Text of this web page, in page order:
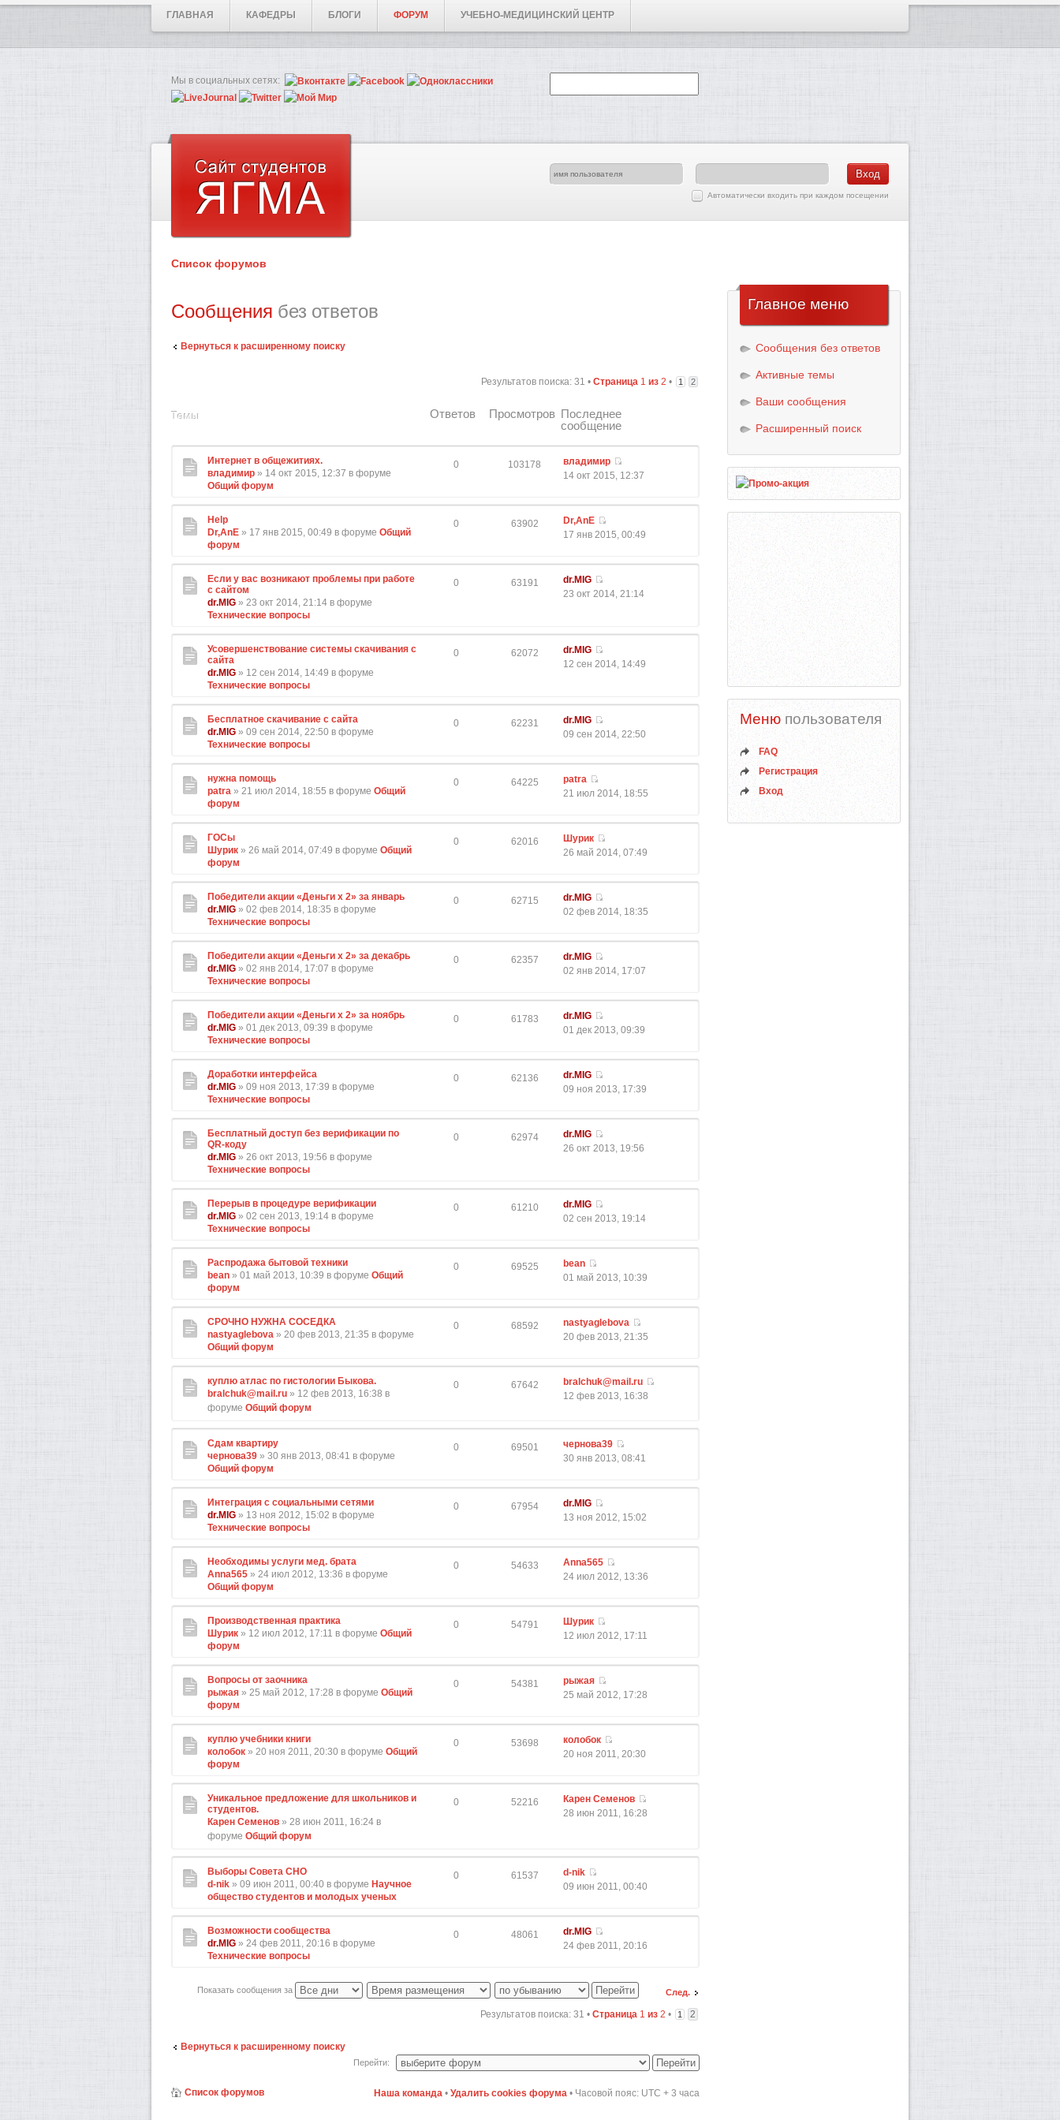
ГЛАВНАЯ КАФЕДРЫ БЛОГИ ФОРУМ УЧЕБНО-МЕДИЦИНСКИЙ ЦЕНТР
Мы в социальных сетях:
Автоматически входить при каждом посещении
Список форумов
Сообщения без ответов
Вернуться к расширенному поиску
Результатов поиска: 31 • Страница 1 из 2 • 1 2
Темы Ответов Просмотров Последнее
сообщение
Интернет в общежитиях.
владимир » 14 окт 2015, 12:37 в форуме
Общий форум
0 103178
владимир
14 окт 2015, 12:37
Help
Dr,AnE » 17 янв 2015, 00:49 в форуме Общий
форум
0 63902
Dr,AnE
17 янв 2015, 00:49
Если у вас возникают проблемы при работе
с сайтом
dr.MIG » 23 окт 2014, 21:14 в форуме
Технические вопросы
0 63191
dr.MIG
23 окт 2014, 21:14
Усовершенствование системы скачивания с
сайта
dr.MIG » 12 сен 2014, 14:49 в форуме
Технические вопросы
0 62072
dr.MIG
12 сен 2014, 14:49
Бесплатное скачивание с сайта
dr.MIG » 09 сен 2014, 22:50 в форуме
Технические вопросы
0 62231
dr.MIG
09 сен 2014, 22:50
нужна помощь
patra » 21 июл 2014, 18:55 в форуме Общий
форум
0 64225
patra
21 июл 2014, 18:55
ГОСы
Шурик » 26 май 2014, 07:49 в форуме Общий
форум
0 62016
Шурик
26 май 2014, 07:49
Победители акции «Деньги х 2» за январь
dr.MIG » 02 фев 2014, 18:35 в форуме
Технические вопросы
0 62715
dr.MIG
02 фев 2014, 18:35
Победители акции «Деньги х 2» за декабрь
dr.MIG » 02 янв 2014, 17:07 в форуме
Технические вопросы
0 62357
dr.MIG
02 янв 2014, 17:07
Победители акции «Деньги х 2» за ноябрь
dr.MIG » 01 дек 2013, 09:39 в форуме
Технические вопросы
0 61783
dr.MIG
01 дек 2013, 09:39
Доработки интерфейса
dr.MIG » 09 ноя 2013, 17:39 в форуме
Технические вопросы
0 62136
dr.MIG
09 ноя 2013, 17:39
Бесплатный доступ без верификации по
QR-коду
dr.MIG » 26 окт 2013, 19:56 в форуме
Технические вопросы
0 62974
dr.MIG
26 окт 2013, 19:56
Перерыв в процедуре верификации
dr.MIG » 02 сен 2013, 19:14 в форуме
Технические вопросы
0 61210
dr.MIG
02 сен 2013, 19:14
Распродажа бытовой техники
bean » 01 май 2013, 10:39 в форуме Общий
форум
0 69525
bean
01 май 2013, 10:39
СРОЧНО НУЖНА СОСЕДКА
nastyaglebova » 20 фев 2013, 21:35 в форуме
Общий форум
0 68592
nastyaglebova
20 фев 2013, 21:35
куплю атлас по гистологии Быкова.
bralchuk@mail.ru » 12 фев 2013, 16:38 в
форуме Общий форум
0 67642
bralchuk@mail.ru
12 фев 2013, 16:38
Сдам квартиру
чернова39 » 30 янв 2013, 08:41 в форуме
Общий форум
0 69501
чернова39
30 янв 2013, 08:41
Интеграция с социальными сетями
dr.MIG » 13 ноя 2012, 15:02 в форуме
Технические вопросы
0 67954
dr.MIG
13 ноя 2012, 15:02
Необходимы услуги мед. брата
Anna565 » 24 июл 2012, 13:36 в форуме
Общий форум
0 54633
Anna565
24 июл 2012, 13:36
Производственная практика
Шурик » 12 июл 2012, 17:11 в форуме Общий
форум
0 54791
Шурик
12 июл 2012, 17:11
Вопросы от заочника
рыжая » 25 май 2012, 17:28 в форуме Общий
форум
0 54381
рыжая
25 май 2012, 17:28
куплю учебники книги
колобок » 20 ноя 2011, 20:30 в форуме Общий
форум
0 53698
колобок
20 ноя 2011, 20:30
Уникальное предложение для школьников и
студентов.
Карен Семенов » 28 июн 2011, 16:24 в
форуме Общий форум
0 52216
Карен Семенов
28 июн 2011, 16:28
Выборы Совета СНО
d-nik » 09 июн 2011, 00:40 в форуме Научное
общество студентов и молодых ученых
0 61537
d-nik
09 июн 2011, 00:40
Возможности сообщества
dr.MIG » 24 фев 2011, 20:16 в форуме
Технические вопросы
0 48061
dr.MIG
24 фев 2011, 20:16
След.
Показать сообщения за
Результатов поиска: 31 • Страница 1 из 2 • 1 2
Вернуться к расширенному поиску
Перейти:
Список форумов Наша команда • Удалить cookies форума • Часовой пояс: UTC + 3 часа
Главное меню
Сообщения без ответов
Активные темы
Ваши сообщения
Расширенный поиск
Меню пользователя
FAQ
Регистрация
Вход